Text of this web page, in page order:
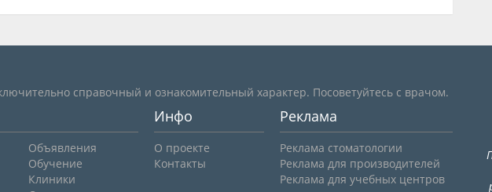
справочный и ознакомительный характер. Посоветуйтесь с врачом.
Объявления
Обучение
Клиники
Инфо
О проекте
Контакты
Реклама
Реклама стоматологии
Реклама для производителей
Реклама для учебных центров